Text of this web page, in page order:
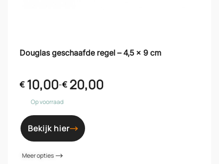
Douglas geschaafde regel – 4,5 x 9 cm
€10,00-€20,00
Op voorraad
Bekijk hier
Meer opties